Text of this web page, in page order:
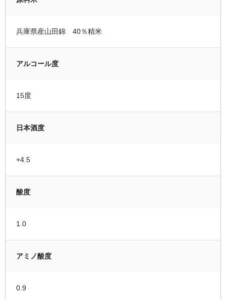
兵庫県産山田錦 40％精米
アルコール度
15度
日本酒度
+4.5
酸度
1.0
アミノ酸度
0.9